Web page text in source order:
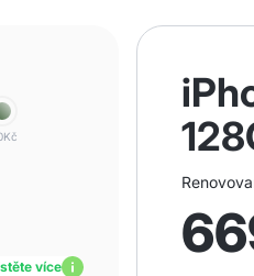
více